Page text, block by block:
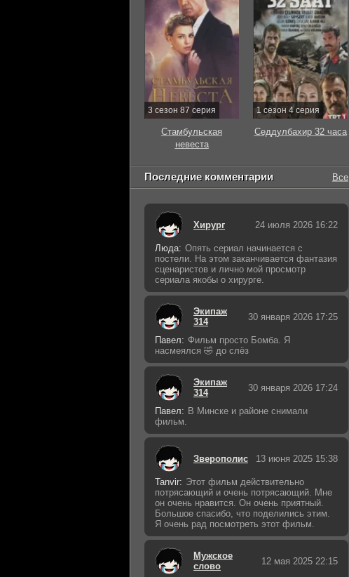
3 сезон 87 серия
Стамбульская
невеста
1 сезон 4 серия
Седдулбахир 32 часа
Последние комментарии Все
Хирург 24 июля 2026 16:22
Люда: Опять сериал начинается с
постели. На этом заканчивается фантазия
сценаристов и лично мой просмотр
сериала якобы о хирурге.
Экипаж
314
30 января 2026 17:25
Павел: Фильм просто Бомба. Я
насмеялся 🤣 до слёз
Экипаж
314
30 января 2026 17:24
Павел: В Минске и районе снимали
фильм.
Зверополис 13 июня 2025 15:38
Tanvir: Этот фильм действительно
потрясающий и очень потрясающий. Мне
он очень нравится. Он очень приятный.
Большое спасибо, что поделились этим.
Я очень рад посмотреть этот фильм.
Мужское
слово
12 мая 2025 22:15